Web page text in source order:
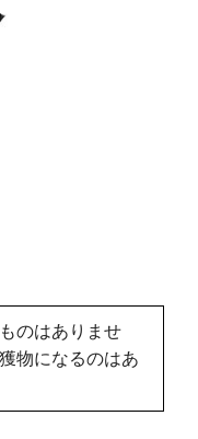
のはありませ
物になるのはあ